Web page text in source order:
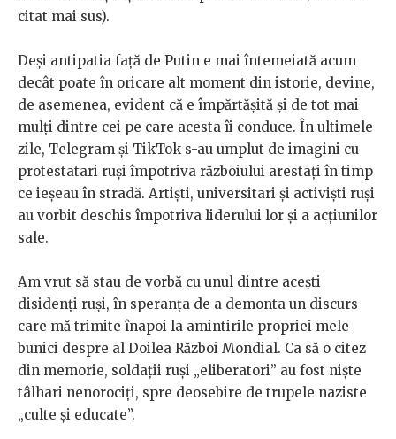
citat mai sus).
Deși antipatia față de Putin e mai întemeiată acum
decât poate în ​​oricare alt moment din istorie, devine,
de asemenea, evident că e împărtășită și de tot mai
mulți dintre cei pe care acesta îi conduce. În ultimele
zile, Telegram și TikTok s-au umplut de imagini cu
protestatari ruși împotriva războiului arestați în timp
ce ieșeau în stradă. Artiști, universitari și activiști ruși
au vorbit deschis împotriva liderului lor și a acțiunilor
sale.
Am vrut să stau de vorbă cu unul dintre acești
disidenți ruși, în speranța de a demonta un discurs
care mă trimite înapoi la amintirile propriei mele
bunici despre al Doilea Război Mondial. Ca să o citez
din memorie, soldații ruși „eliberatori” au fost niște
tâlhari nenorociți, spre deosebire de trupele naziste
„culte și educate”.